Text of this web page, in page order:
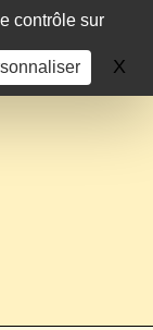
contrôle sur
X